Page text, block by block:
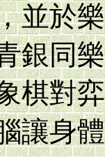
並於
混
棋對
更